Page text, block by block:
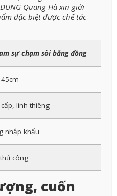
Quang Hà xin giới
đặc biệt được chế tác
sự chạm sòi bằng đồng
linh thiêng
nhập khẩu
công
cuốn